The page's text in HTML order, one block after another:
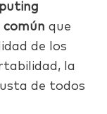
común que
de los
la
de todos